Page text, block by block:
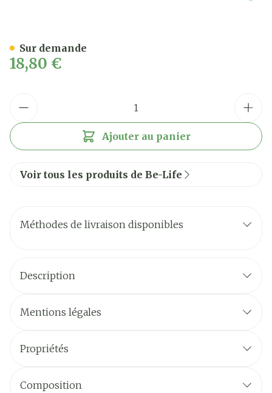
18,80 €
Ajouter au panier
Sur demande
Voir tous les produits de Be-Life
Méthodes de livraison disponibles
Description
Mentions légales
Propriétés
Composition